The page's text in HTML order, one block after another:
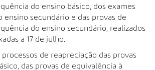
do ensino básico, dos exames
ensino secundário e das provas de
do ensino secundário, realizados
a 17 de julho.
processos de reapreciação das provas
das provas de equivalência à